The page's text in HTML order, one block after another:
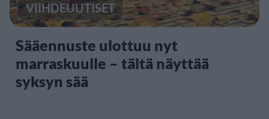
VIIHDEUUTISET
Sääennuste ulottuu nyt
marraskuulle – tältä näyttää
syksyn sää